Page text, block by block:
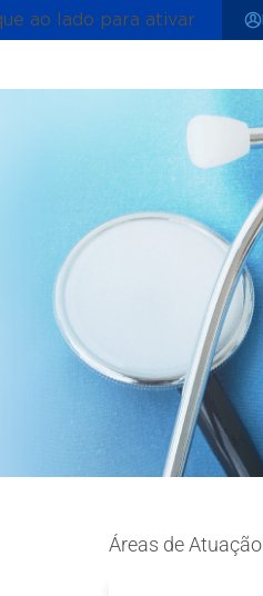
ao lado para ativar
Áreas de Atuação